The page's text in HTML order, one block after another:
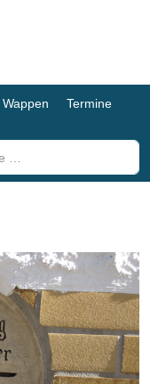
Wappen
Termine